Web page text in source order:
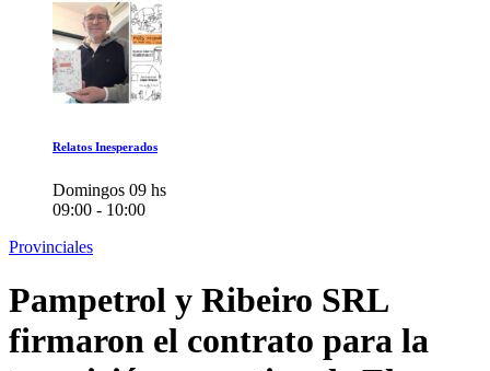
Relatos Inesperados
Domingos 09 hs
09:00 - 10:00
Provinciales
Pampetrol y Ribeiro SRL
firmaron el contrato para la